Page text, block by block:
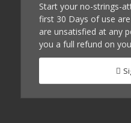
Start your no-strings-
first 30 Days of use
are unsatisfied at any
you a full refund on